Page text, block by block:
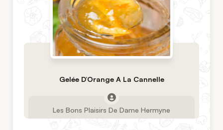
Gelée D’Orange A La Cannelle
Les Bons Plaisirs De Dame Hermyne